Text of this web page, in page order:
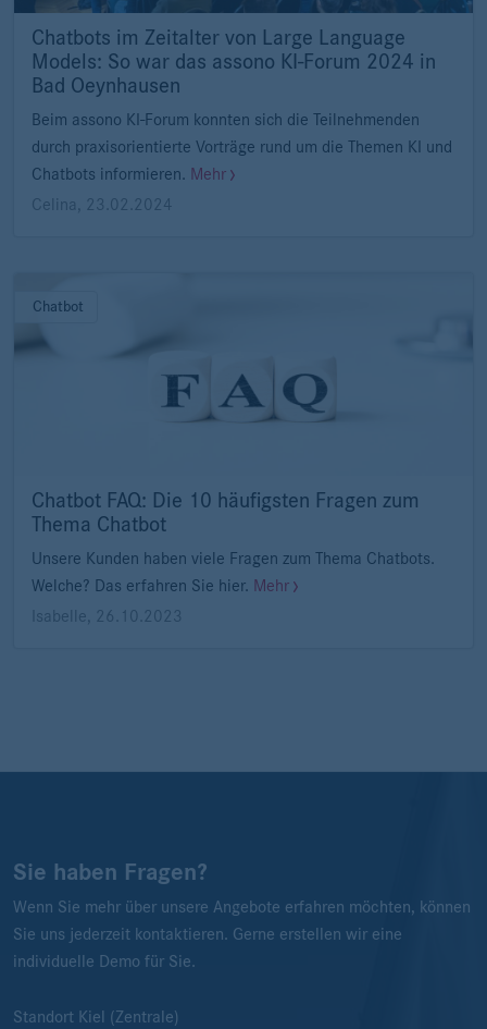
Chatbots im Zeitalter von Large Language
Models: So war das assono KI-Forum 2024 in
Bad Oeynhausen
Beim assono KI-Forum konnten sich die Teilnehmenden
durch praxisorientierte Vorträge rund um die Themen KI und
Chatbots informieren. Mehr
Celina, 23.02.2024
Chatbot
Chatbot FAQ: Die 10 häufigsten Fragen zum
Thema Chatbot
Unsere Kunden haben viele Fragen zum Thema Chatbots.
Welche? Das erfahren Sie hier. Mehr
Isabelle, 26.10.2023
Sie haben Fragen?
Wenn Sie mehr über unsere Angebote erfahren möchten, können
Sie uns jederzeit kontaktieren. Gerne erstellen wir eine
individuelle Demo für Sie.
Standort Kiel (Zentrale)